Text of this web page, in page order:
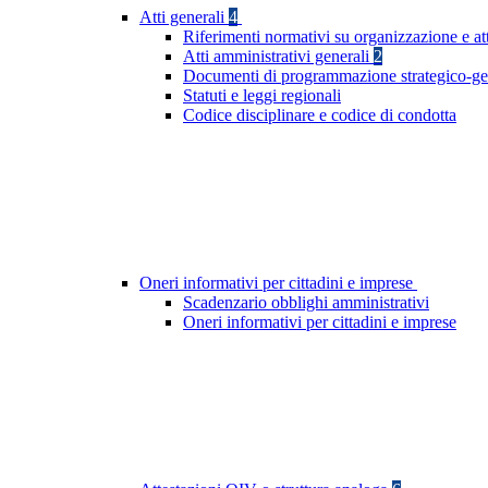
Atti generali 4
Riferimenti normativi su organizzazione e
Atti amministrativi generali 2
Documenti di programmazione strategico-
Statuti e leggi regionali
Codice disciplinare e codice di condotta
Oneri informativi per cittadini e imprese
Scadenzario obblighi amministrativi
Oneri informativi per cittadini e imprese